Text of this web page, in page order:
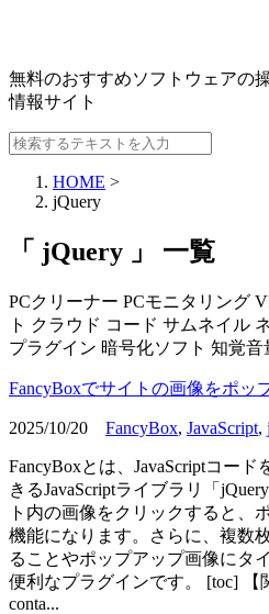
無料のおすすめソフトウェアの
情報サイト
HOME >
jQuery
「 jQuery 」 一覧
PCクリーナー PCモニタリング
ト クラウド コード サムネイル
プラグイン 暗号化ソフト 知覚音
FancyBoxでサイトの画像をポッ
2025/10/20 FancyBox, JavaScript,
FancyBoxとは、JavaScriptコー
きるJavaScriptライブラリ「
ト内の画像をクリックすると、
機能になります。さらに、複数
ることやポップアップ画像にタ
便利なプラグインです。 [toc] 【
conta...